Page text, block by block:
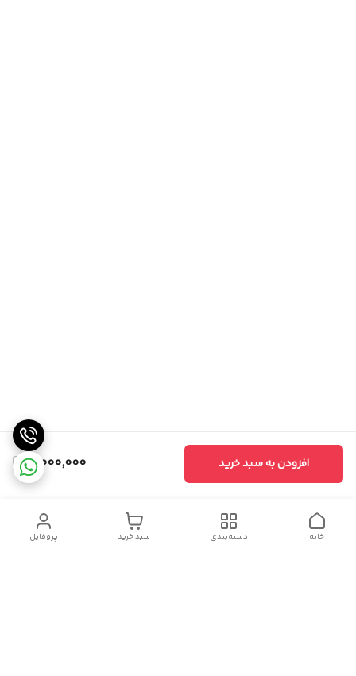
4,000,000 افزودن به سبد خرید
پروفایل سبد خرید دسته‌بندی خانه